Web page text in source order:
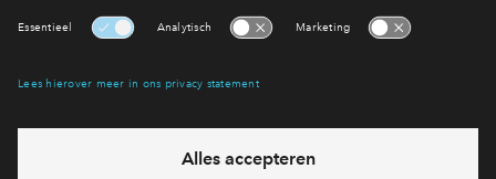
eventuele projecten